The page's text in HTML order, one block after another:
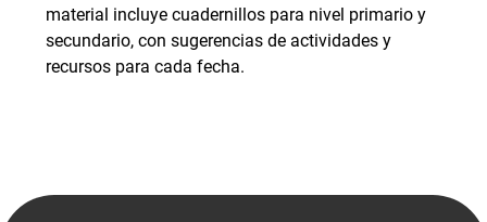
material incluye cuadernillos para nivel primario y
secundario, con sugerencias de actividades y
recursos para cada fecha.